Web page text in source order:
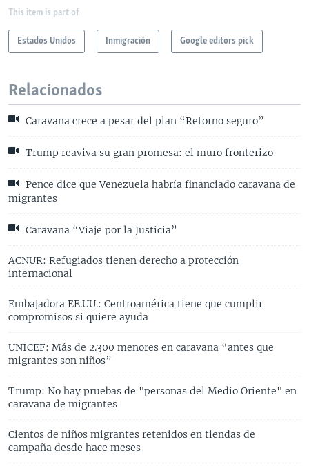
This item is part of
Estados Unidos Inmigración Google editors pick
Relacionados
Caravana crece a pesar del plan “Retorno seguro”
Trump reaviva su gran promesa: el muro fronterizo
Pence dice que Venezuela habría financiado caravana de
migrantes
Caravana “Viaje por la Justicia”
ACNUR: Refugiados tienen derecho a protección
internacional
Embajadora EE.UU.: Centroamérica tiene que cumplir
compromisos si quiere ayuda
UNICEF: Más de 2.300 menores en caravana “antes que
migrantes son niños”
Trump: No hay pruebas de "personas del Medio Oriente" en
caravana de migrantes
Cientos de niños migrantes retenidos en tiendas de
campaña desde hace meses